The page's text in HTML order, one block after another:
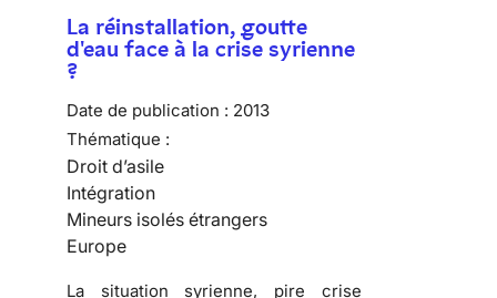
La réinstallation, goutte
d'eau face à la crise syrienne
?
Date de publication : 2013
Thématique :
Droit d’asile
Intégration
Mineurs isolés étrangers
Europe
La situation syrienne, pire crise